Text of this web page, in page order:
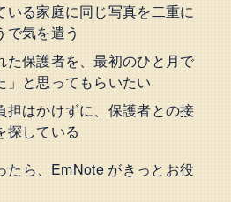
いる家庭に同じ写真を二重に
で気を遣う
た保護者を、最初のひと月で
」と思ってもらいたい
担はかけずに、保護者との接
探している
たら、EmNote がきっとお役